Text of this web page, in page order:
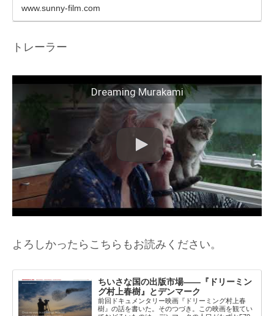
www.sunny-film.com
トレーラー
Dreaming Murakami
よろしかったらこちらもお読みください。
ちいさな国の出版市場——『ドリーミン
グ村上春樹』とデンマーク
前回ドキュメンタリー映画『ドリーミング村上春
樹』の話を書いた。そのつづき。この映画を観てい